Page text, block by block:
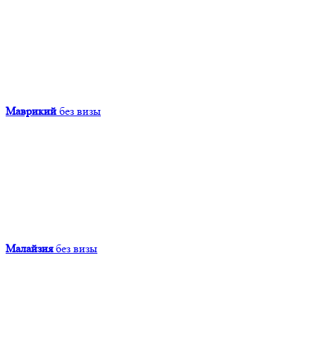
Маврикий без визы
Малайзия без визы